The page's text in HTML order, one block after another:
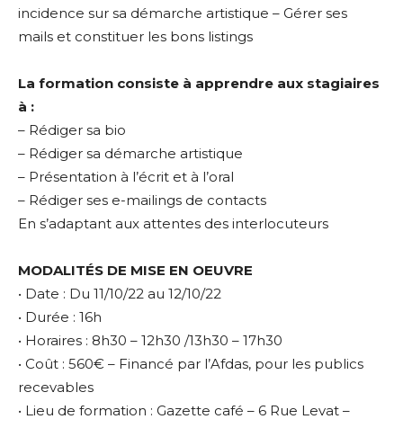
incidence sur sa démarche artistique – Gérer ses
mails et constituer les bons listings
La formation consiste à apprendre aux stagiaires
à :
– Rédiger sa bio
– Rédiger sa démarche artistique
– Présentation à l’écrit et à l’oral
– Rédiger ses e-mailings de contacts
En s’adaptant aux attentes des interlocuteurs
MODALITÉS DE MISE EN OEUVRE
• Date : Du 11/10/22 au 12/10/22
• Durée : 16h
• Horaires : 8h30 – 12h30 /13h30 – 17h30
• Coût : 560€ – Financé par l’Afdas, pour les publics
recevables
• Lieu de formation : Gazette café – 6 Rue Levat –